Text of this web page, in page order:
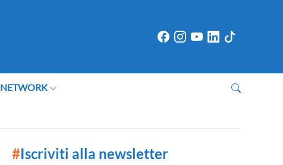
NETWORK
#Iscriviti alla newsletter